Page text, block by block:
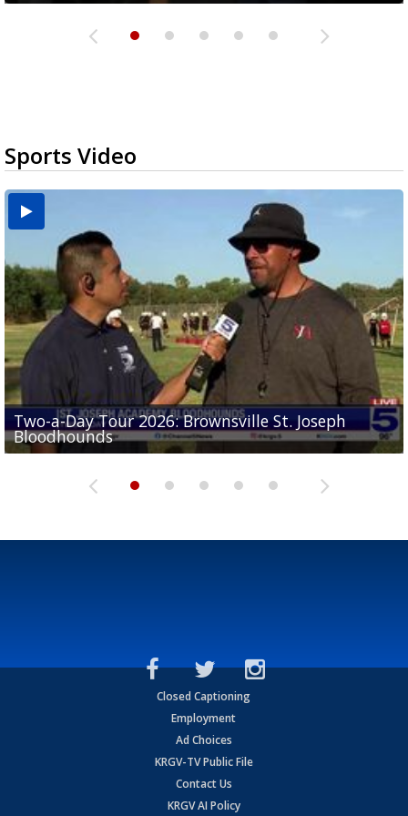
Sports Video
Two-a-Day Tour 2026: Brownsville St. Joseph
Bloodhounds
Two-a-Day Tour 2026: St. Joseph Academy
Bloodhounds
Two-a-Day Tour 2026: Sharyland Rattlers
Sit-down interview with UTRGV wide receiver
Tavian Cord
Two-a-Day Tour 2026: Raymondville Bearkats
Closed Captioning
Employment
Ad Choices
KRGV-TV Public File
Contact Us
KRGV AI Policy